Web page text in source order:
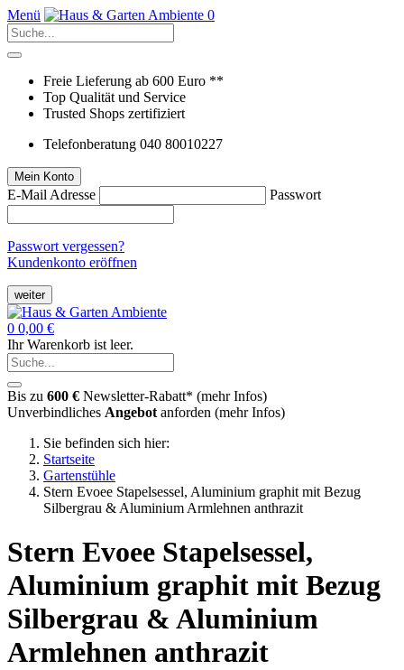
Menü 0
Freie Lieferung ab 600 Euro **
Top Qualität und Service
Trusted Shops zertifiziert
Telefonberatung 040 80010227
Mein Konto
E-Mail Adresse Passwort
Passwort vergessen?
Kundenkonto eröffnen
weiter
0 0,00 €
Ihr Warenkorb ist leer.
Bis zu 600 € Newsletter-Rabatt* (mehr Infos)
Unverbindliches Angebot anforden (mehr Infos)
Sie befinden sich hier:
Startseite
Gartenstühle
Stern Evoee Stapelsessel, Aluminium graphit mit Bezug
Silbergrau & Aluminium Armlehnen anthrazit
Stern Evoee Stapelsessel,
Aluminium graphit mit Bezug
Silbergrau & Aluminium
Armlehnen anthrazit